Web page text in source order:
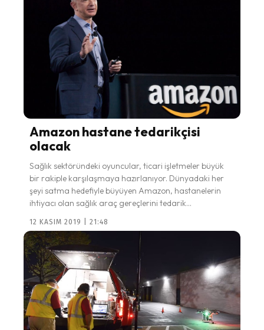
Amazon hastane tedarikçisi
olacak
Sağlık sektöründeki oyuncular, ticari işletmeler büyük
bir rakiple karşılaşmaya hazırlanıyor. Dünyadaki her
şeyi satma hedefiyle büyüyen Amazon, hastanelerin
ihtiyacı olan sağlık araç gereçlerini tedarik...
12 KASIM 2019 | 21:48